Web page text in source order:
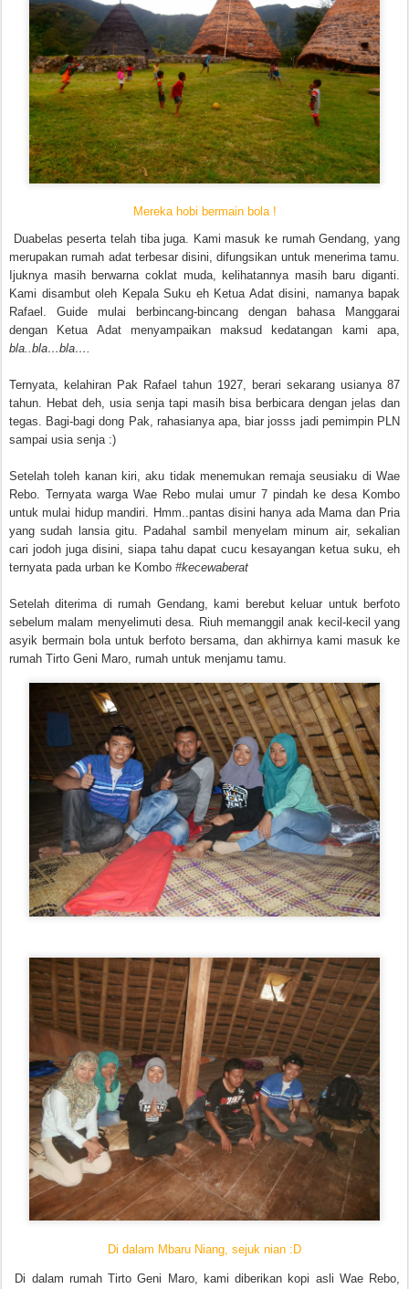
Mereka hobi bermain bola !
Duabelas peserta telah tiba juga. Kami masuk ke rumah Gendang, yang
merupakan rumah adat terbesar disini, difungsikan untuk menerima tamu.
Ijuknya masih berwarna coklat muda, kelihatannya masih baru diganti.
Kami disambut oleh Kepala Suku eh Ketua Adat disini, namanya bapak
Rafael. Guide mulai berbincang-bincang dengan bahasa Manggarai
dengan Ketua Adat menyampaikan maksud kedatangan kami apa,
bla..bla…bla….
Ternyata, kelahiran Pak Rafael tahun 1927, berari sekarang usianya 87
tahun. Hebat deh, usia senja tapi masih bisa berbicara dengan jelas dan
tegas. Bagi-bagi dong Pak, rahasianya apa, biar josss jadi pemimpin PLN
sampai usia senja :)
Setelah toleh kanan kiri, aku tidak menemukan remaja seusiaku di Wae
Rebo. Ternyata warga Wae Rebo mulai umur 7 pindah ke desa Kombo
untuk mulai hidup mandiri. Hmm..pantas disini hanya ada Mama dan Pria
yang sudah lansia gitu. Padahal sambil menyelam minum air, sekalian
cari jodoh juga disini, siapa tahu dapat cucu kesayangan ketua suku, eh
ternyata pada urban ke Kombo #kecewaberat
Setelah diterima di rumah Gendang, kami berebut keluar untuk berfoto
sebelum malam menyelimuti desa. Riuh memanggil anak kecil-kecil yang
asyik bermain bola untuk berfoto bersama, dan akhirnya kami masuk ke
rumah Tirto Geni Maro, rumah untuk menjamu tamu.
Di dalam Mbaru Niang, sejuk nian :D
Di dalam rumah Tirto Geni Maro, kami diberikan kopi asli Wae Rebo,